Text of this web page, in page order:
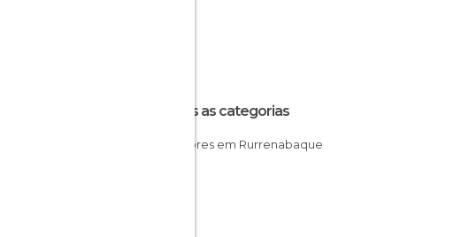
Todas as categorias
Miradores em Rurrenabaque